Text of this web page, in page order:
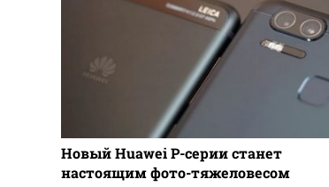
Новый Huawei P-серии станет
настоящим фото-тяжеловесом